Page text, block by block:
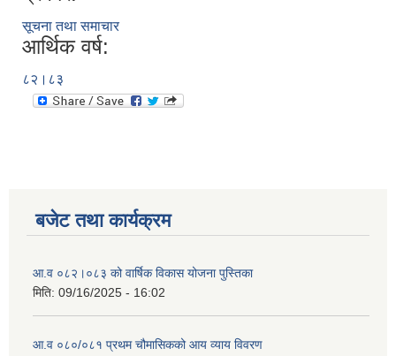
सूचना तथा समाचार
आर्थिक वर्ष:
८२।८३
बजेट तथा कार्यक्रम
आ.व ०८२।०८३ को वार्षिक विकास योजना पुस्तिका
मिति: 09/16/2025 - 16:02
आ.व ०८०/०८१ प्रथम चौमासिकको आय व्याय विवरण